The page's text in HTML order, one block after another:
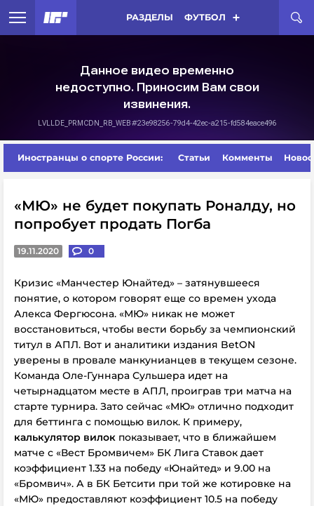
РАЗДЕЛЫ ФУТБОЛ
Иностранцы о спорте России: Статьи Комменты
«МЮ» не будет покупать Роналду, но
попробует продать Погба
19.11.2020 0
Кризис «Манчестер Юнайтед» – затянувшееся
понятие, о котором говорят еще со времен ухода
Алекса Фергюсона. «МЮ» никак не может
восстановиться, чтобы вести борьбу за чемпионский
титул в АПЛ. Вот и аналитики издания BetON
уверены в провале манкунианцев в текущем сезоне.
Команда Оле-Гуннара Сульшера идет на
четырнадцатом месте в АПЛ, проиграв три матча на
старте турнира. Зато сейчас «МЮ» отлично подходит
для беттинга с помощью вилок. К примеру,
калькулятор вилок показывает, что в ближайшем
матче с «Вест Бромвичем» БК Лига Ставок дает
коэффициент 1.33 на победу «Юнайтед» и 9.00 на
«Бромвич». А в БК Бетсити при той же котировке на
«МЮ» предоставляют коэффициент 10.5 на победу